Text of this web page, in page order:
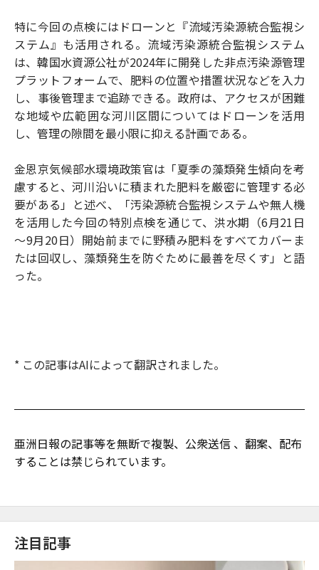
特に今回の点検にはドローンと『流域汚染源統合監視シ
ステム』も活用される。流域汚染源統合監視システム
は、韓国水資源公社が2024年に開発した非点汚染源管理
プラットフォームで、肥料の位置や措置状況などを入力
し、事後管理まで追跡できる。政府は、アクセスが困難
な地域や広範囲な河川区間についてはドローンを活用
し、管理の隙間を最小限に抑える計画である。
金恩京気候部水環境政策官は「夏季の藻類発生傾向を考
慮すると、河川沿いに積まれた肥料を厳密に管理する必
要がある」と述べ、「汚染源統合監視システムや無人機
を活用した今回の特別点検を通じて、洪水期（6月21日
～9月20日）開始前までに野積み肥料をすべてカバーま
たは回収し、藻類発生を防ぐために最善を尽くす」と語
った。
* この記事はAIによって翻訳されました。
亜洲日報の記事等を無断で複製、公衆送信 、翻案、配布
することは禁じられています。
注目記事